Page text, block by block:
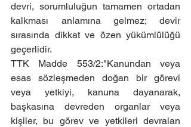
devri, sorumluluğun tamamen ortadan
kalkması anlamına gelmez; devir
sırasında dikkat ve özen yükümlülüğü
geçerlidir.
TTK Madde 553/2:"Kanundan veya
esas sözleşmeden doğan bir görevi
veya yetkiyi, kanuna dayanarak,
başkasına devreden organlar veya
kişiler, bu görev ve yetkileri devralan